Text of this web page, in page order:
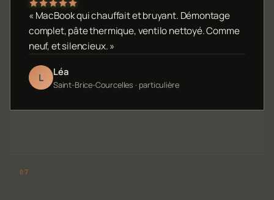
« MacBook qui chauffait et bruyant. Démontage
complet, pâte thermique, ventilo nettoyé. Comme
neuf, et silencieux. »
L Léa
Saint-Brice-Courcelles · particulière